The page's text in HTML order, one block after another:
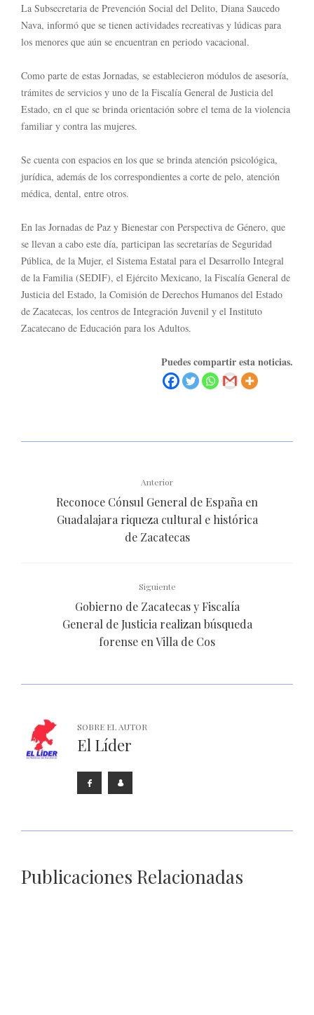
La Subsecretaria de Prevención Social del Delito, Diana Saucedo
Nava, informó que se tienen actividades recreativas y lúdicas para
los menores que aún se encuentran en periodo vacacional.
Como parte de estas Jornadas, se establecieron módulos de asesoría,
trámites de servicios y uno de la Fiscalía General de Justicia del
Estado, en el que se brinda orientación sobre el tema de la violencia
familiar y contra las mujeres.
Se cuenta con espacios en los que se brinda atención psicológica,
jurídica, además de los correspondientes a corte de pelo, atención
médica, dental, entre otros.
En las Jornadas de Paz y Bienestar con Perspectiva de Género, que
se llevan a cabo este día, participan las secretarías de Seguridad
Pública, de la Mujer, el Sistema Estatal para el Desarrollo Integral
de la Familia (SEDIF), el Ejército Mexicano, la Fiscalía General de
Justicia del Estado, la Comisión de Derechos Humanos del Estado
de Zacatecas, los centros de Integración Juvenil y el Instituto
Zacatecano de Educación para los Adultos.
Puedes compartir esta noticias.
Anterior
Reconoce Cónsul General de España en
Guadalajara riqueza cultural e histórica
de Zacatecas
Siguiente
Gobierno de Zacatecas y Fiscalía
General de Justicia realizan búsqueda
forense en Villa de Cos
SOBRE EL AUTOR
El Líder
Publicaciones Relacionadas